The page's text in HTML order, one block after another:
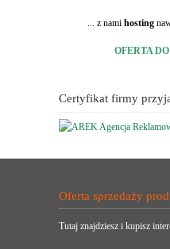
... z nami hosting
OFERTA
Certyfikat firmy
Oferta sprzedaży
Tutaj znajdziesz i kupisz